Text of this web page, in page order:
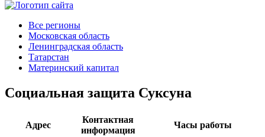
Все регионы
Московская область
Ленинградская область
Татарстан
Материнский капитал
Социальная защита Суксуна
Адрес
Контактная
информация
Часы работы